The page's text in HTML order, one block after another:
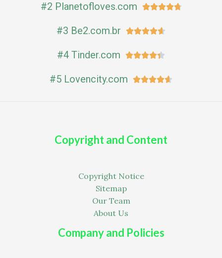
5
#2 Planetofloves.com 4
#3 Be2.com.br 
5
#4 Tinder.com 
4
#5 Lovencity.com 
Copyright and Content
Copyright Notice
Sitemap
Our Team
About Us
Company and Policies